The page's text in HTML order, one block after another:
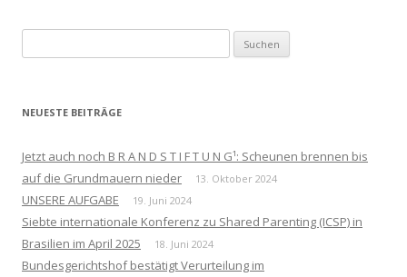
nach:
NEUESTE BEITRÄGE
Jetzt auch noch B R A N D S T I F T U N G¹: Scheunen brennen bis
auf die Grundmauern nieder
13. Oktober 2024
UNSERE AUFGABE 19. Juni 2024
Siebte internationale Konferenz zu Shared Parenting (ICSP) in
Brasilien im April 2025
18. Juni 2024
Bundesgerichtshof bestätigt Verurteilung im